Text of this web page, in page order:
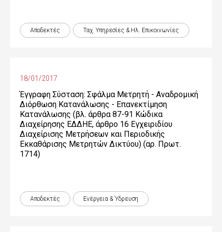
Αποδεκτές Ταχ. Υπηρεσίες & Ηλ. Επικοινωνίες
18/01/2017
Έγγραφη Σύσταση: Σφάλμα Μετρητή - Αναδρομική
Διόρθωση Κατανάλωσης - Επανεκτίμηση
Κατανάλωσης (βλ. άρθρα 87-91 Κώδικα
Διαχείρησης ΕΔΔΗΕ, άρθρο 16 Εγχειριδίου
Διαχείρισης Μετρήσεων και Περιοδικής
Εκκαθάρισης Μετρητών Δικτύου) (αρ. Πρωτ.
1714)
Αποδεκτές Ενέργεια & Ύδρευση